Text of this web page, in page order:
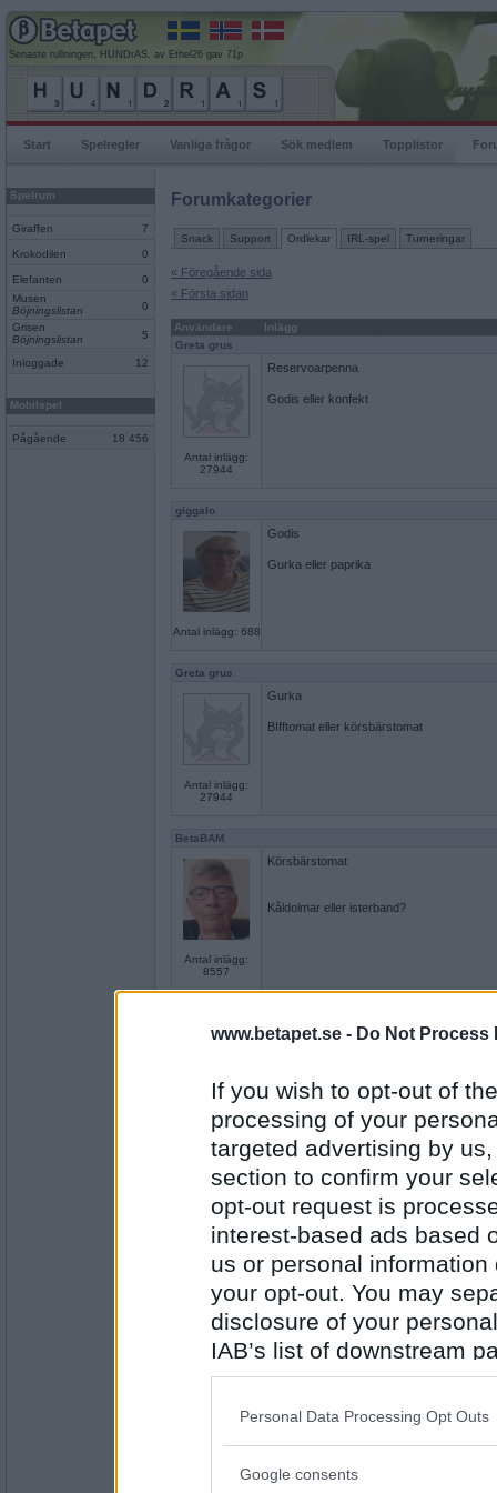
www.betapet.se - Do Not Process
If you wish to opt-out of
processing of your
targeted advertising by
section to confirm your
opt-out request is
interest-based ads based
us or personal
your opt-out. You may
disclosure of your
IAB’s list of downstream
also be disclosed by us
Downstream Participants
Please note that this
Personal Data Processing Opt Outs
Google consents
Senaste rullningen, HUNDrAS, av Ethel26 gav 71p
Start Spelregler Vanliga frågor Sök medlem Topplistor
Spelrum
Giraffen 7
Krokodilen 0
Elefanten
0
Musen
Böjningslistan
0
Grisen
Böjningslistan
5
Inloggade 12
Mobilspel
Pågående 18 456
Forumkategorier
Snack Support Ordlekar IRL-spel Turneringar
« Föregående sida
« Första sidan
Användare
Inlägg
Greta grus
Antal inlägg:
27944
Reservoarpenna
Godis eller konfekt
giggalo
Antal inlägg: 688
Godis
Gurka eller paprika
Greta grus
Antal inlägg:
27944
Gurka
BIfftomat eller körsbärstomat
BetaBAM
Antal inlägg:
8557
Körsbärstomat
Kåldolmar eller isterband?
Antal inlägg:
Kåldolmar
BetaBAM
Antal inlägg:
8557
Läkerol
Kanarieöarna eller Turkiet?
deGothia
Antal inlägg:
Kanarieöarna